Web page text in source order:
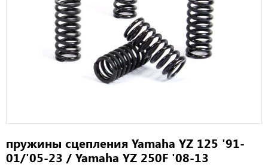
пружины сцепления Yamaha YZ 125 '91-
01/'05-23 / Yamaha YZ 250F '08-13